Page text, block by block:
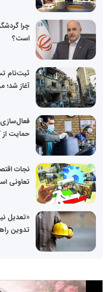
چرا
است؟
ثبت‌نام
آغاز شد؛
حمایت از
نجات
تعاونی
«تعدیل
تدوین